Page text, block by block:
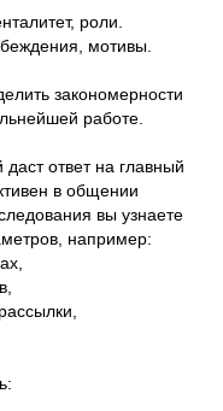
роли.
мотивы.
закономерности
работе.
ответ на главный
в общении
вы узнаете
например: